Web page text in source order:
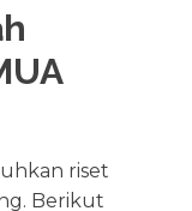
riset
Berikut